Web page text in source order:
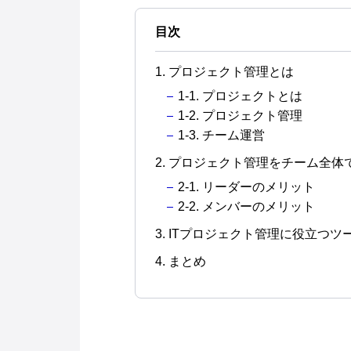
目次
1. プロジェクト管理とは
1-1. プロジェクトとは
1-2. プロジェクト管理
1-3. チーム運営
2. プロジェクト管理をチーム全体
2-1. リーダーのメリット
2-2. メンバーのメリット
3. ITプロジェクト管理に役立つツ
4. まとめ